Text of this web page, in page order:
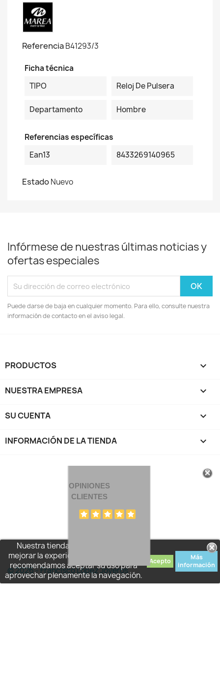
Nuestra tienda usa cookies para
mejorar la experiencia de usuario y le
recomendamos aceptar su uso para
aprovechar plenamente la navegación.
Acepto
Más
información
ReferenciaB41293/3
Ficha técnica
TIPO
Reloj De Pulsera
Departamento Hombre
Referencias específicas
Ean13
8433269140965
EstadoNuevo
Infórmese de nuestras últimas noticias y
ofertas especiales
Puede darse de baja en cualquier momento. Para ello, consulte nuestra
información de contacto en el aviso legal.
PRODUCTOS 
NUESTRA EMPRESA 
SU CUENTA 
INFORMACIÓN DE LA TIENDA keyboard_arrow_down
OPINIONES
CLIENTES
© 2026 - Francisco López Joyeros